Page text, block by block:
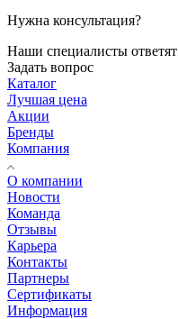
Нужна консультация?
Наши специалисты
Задать вопрос
Каталог
Лучшая цена
Акции
Бренды
Компания
О компании
Новости
Команда
Отзывы
Карьера
Контакты
Партнеры
Сертификаты
Информация